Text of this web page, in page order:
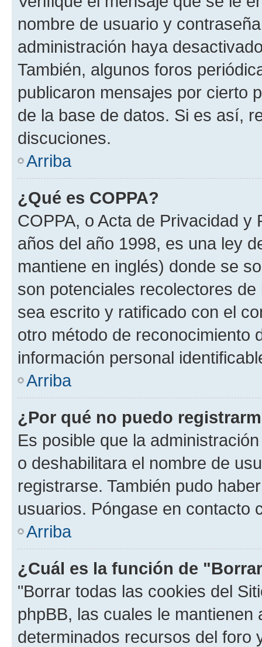
nombre de usuario y
administración haya
También, algunos foros
publicaron mensajes por cierto
de la base de datos. Si es así,
discuciones.
Arriba
¿Qué es COPPA?
COPPA, o Acta de Privacidad
años del año 1998, es una ley
mantiene en inglés) donde se
son potenciales recolectores
sea escrito y ratificado con el
otro método de reconocimiento
información personal
Arriba
¿Por qué no puedo
Es posible que la
o deshabilitara el nombre de
registrarse. También pudo
usuarios. Póngase en contacto
Arriba
¿Cuál es la función de
"Borrar todas las cookies del
phpBB, las cuales le
determinados recursos del foro